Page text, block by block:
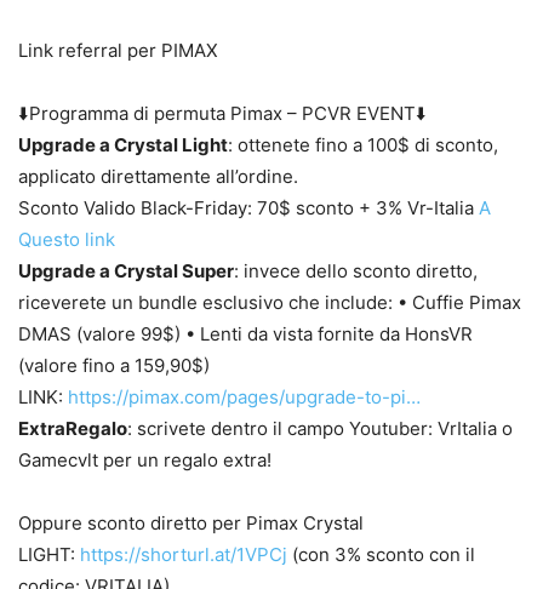
Link referral per PIMAX
⬇️Programma di permuta Pimax – PCVR EVENT⬇️
Upgrade a Crystal Light: ottenete fino a 100$ di sconto,
applicato direttamente all’ordine.
Sconto Valido Black-Friday: 70$ sconto + 3% Vr-Italia A
Questo link
Upgrade a Crystal Super: invece dello sconto diretto,
riceverete un bundle esclusivo che include: • Cuffie Pimax
DMAS (valore 99$) • Lenti da vista fornite da HonsVR
(valore fino a 159,90$)
LINK: https://pimax.com/pages/upgrade-to-pi…
ExtraRegalo: scrivete dentro il campo Youtuber: VrItalia o
Gamecvlt per un regalo extra!
Oppure sconto diretto per Pimax Crystal
LIGHT: https://shorturl.at/1VPCj (con 3% sconto con il